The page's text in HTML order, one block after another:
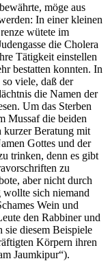
möge aus
In einer kleinen
wütete im
die Cholera
Tätigkeit einstellen
bestatten konnten. In
viele, daß der
die Namen der
Um das Sterben
Mussaf die beiden
kurzer Beratung mit
Gottes und der
trinken, denn es gibt
zu
aber nicht durch
sich niemand
Wein und
den Rabbiner und
sie diesem Beispiele
Körpern ihren
Jaumkipur“).